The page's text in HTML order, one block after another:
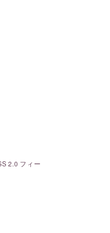
2.0 フィー